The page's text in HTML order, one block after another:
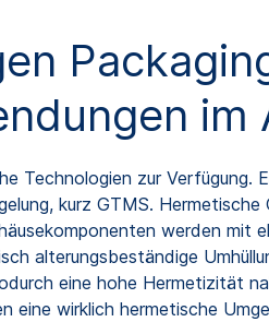
im
Technologien zur
kurz GTMS.
werden mit
alterungsbeständige
eine hohe Hermetizität
eine wirklich hermetische